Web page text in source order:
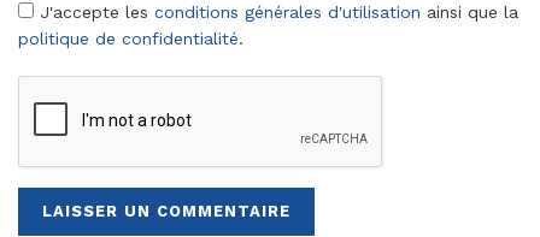
J'accepte les conditions générales d'utilisation ainsi que la
politique de confidentialité.